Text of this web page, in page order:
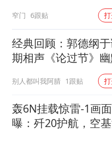
窄门 6跟贴
经典回顾：郭德纲
期相声《论过节》幽
别人都叫我阿腈 1跟贴
轰6N挂载惊雷-1画
曝：歼20护航，空